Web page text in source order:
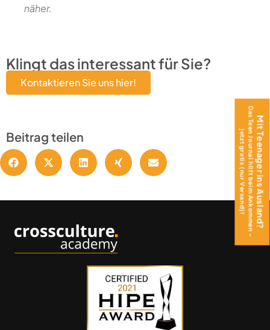
näher.
Klingt das interessant für Sie?
Kontaktieren Sie uns hier!
Beitrag teilen Mit Teenager ins Ausland?
Das Teen Journal hilft beim Ankommen –
jetzt gratis (nur Versand)!